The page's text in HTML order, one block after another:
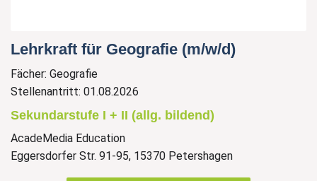
Lehrkraft für Geografie (m/w/d)
Fächer: Geografie
Stellenantritt: 01.08.2026
Sekundarstufe I + II (allg. bildend)
AcadeMedia Education
Eggersdorfer Str. 91-95, 15370 Petershagen